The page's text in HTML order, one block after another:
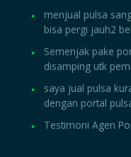
menjual pulsa
bisa pergi jauh2
Semenjak pake
disamping utk
saya jual pulsa
dengan portal
Testimoni Agen